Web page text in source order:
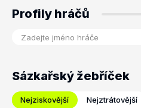
Profily hráčů
Sázkařský žebříček
Nejziskovější Nejztrátovější